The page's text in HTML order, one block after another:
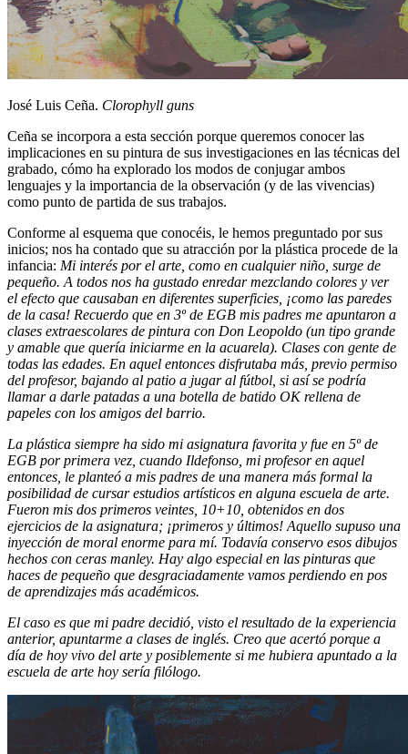
José Luis Ceña. Clorophyll guns
Ceña se incorpora a esta sección porque queremos conocer las
implicaciones en su pintura de sus investigaciones en las técnicas del
grabado, cómo ha explorado los modos de conjugar ambos
lenguajes y la importancia de la observación (y de las vivencias)
como punto de partida de sus trabajos.
Conforme al esquema que conocéis, le hemos preguntado por sus
inicios; nos ha contado que su atracción por la plástica procede de la
infancia: Mi interés por el arte, como en cualquier niño, surge de
pequeño. A todos nos ha gustado enredar mezclando colores y ver
el efecto que causaban en diferentes superficies, ¡como las paredes
de la casa! Recuerdo que en 3º de EGB mis padres me apuntaron a
clases extraescolares de pintura con Don Leopoldo (un tipo grande
y amable que quería iniciarme en la acuarela). Clases con gente de
todas las edades. En aquel entonces disfrutaba más, previo permiso
del profesor, bajando al patio a jugar al fútbol, si así se podría
llamar a darle patadas a una botella de batido OK rellena de
papeles con los amigos del barrio.
La plástica siempre ha sido mi asignatura favorita y fue en 5º de
EGB por primera vez, cuando Ildefonso, mi profesor en aquel
entonces, le planteó a mis padres de una manera más formal la
posibilidad de cursar estudios artísticos en alguna escuela de arte.
Fueron mis dos primeros veintes, 10+10, obtenidos en dos
ejercicios de la asignatura; ¡primeros y últimos! Aquello supuso una
inyección de moral enorme para mí. Todavía conservo esos dibujos
hechos con ceras manley. Hay algo especial en las pinturas que
haces de pequeño que desgraciadamente vamos perdiendo en pos
de aprendizajes más académicos.
El caso es que mi padre decidió, visto el resultado de la experiencia
anterior, apuntarme a clases de inglés. Creo que acertó porque a
día de hoy vivo del arte y posiblemente si me hubiera apuntado a la
escuela de arte hoy sería filólogo.